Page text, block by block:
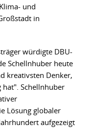
und
in
würdigte DBU-
Schellnhuber heute
kreativsten Denker,
Schellnhuber
Lösung globaler
aufgezeigt